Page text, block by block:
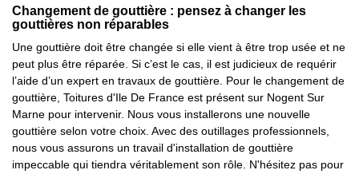
Changement de gouttière : pensez à changer les
gouttières non réparables
Une gouttière doit être changée si elle vient à être trop usée et ne
peut plus être réparée. Si c’est le cas, il est judicieux de requérir
l’aide d’un expert en travaux de gouttière. Pour le changement de
gouttière, Toitures d'Ile De France est présent sur Nogent Sur
Marne pour intervenir. Nous vous installerons une nouvelle
gouttière selon votre choix. Avec des outillages professionnels,
nous vous assurons un travail d'installation de gouttière
impeccable qui tiendra véritablement son rôle. N'hésitez pas pour